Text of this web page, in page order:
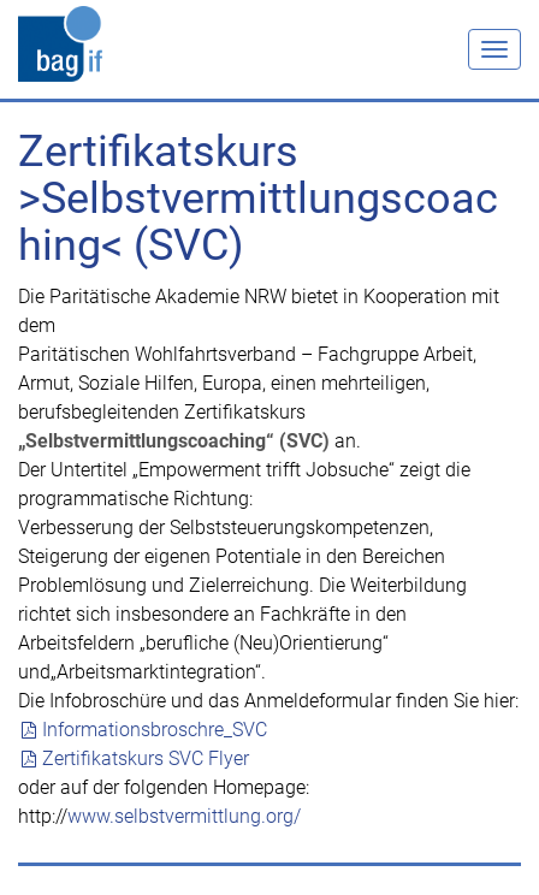
Zertifikatskurs
>Selbstvermittlungscoac
hing< (SVC)
Die Paritätische Akademie NRW bietet in Kooperation mit
dem
Paritätischen Wohlfahrtsverband – Fachgruppe Arbeit,
Armut, Soziale Hilfen, Europa, einen mehrteiligen,
berufsbegleitenden Zertifikatskurs
„Selbstvermittlungscoaching“ (SVC) an.
Der Untertitel „Empowerment trifft Jobsuche“ zeigt die
programmatische Richtung:
Verbesserung der Selbststeuerungskompetenzen,
Steigerung der eigenen Potentiale in den Bereichen
Problemlösung und Zielerreichung. Die Weiterbildung
richtet sich insbesondere an Fachkräfte in den
Arbeitsfeldern „berufliche (Neu)Orientierung“
und„Arbeitsmarktintegration“.
Die Infobroschüre und das Anmeldeformular finden Sie hier:
Informationsbroschre_SVC
Zertifikatskurs SVC Flyer
oder auf der folgenden Homepage:
http://www.selbstvermittlung.org/